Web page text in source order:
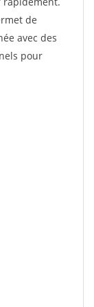
de
avec des
pour